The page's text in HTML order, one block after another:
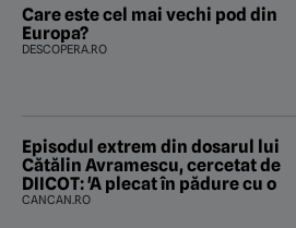
Care este cel mai vechi pod din
Europa?
DESCOPERA.RO
Episodul extrem din dosarul lui
Cătălin Avramescu, cercetat de
DIICOT: 'A plecat în pădure cu o
CANCAN.RO